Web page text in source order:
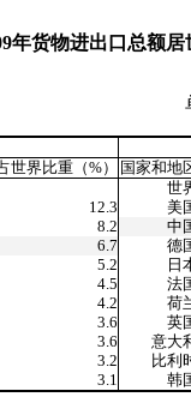
年货物进出口总额
：亿
世界比重（%）
国家和地
世
12.3
美
8.2
中
6.7
德
5.2
日
4.5
法
4.2
荷
3.6
英
3.6
意大
3.2
比利
3.1 韩